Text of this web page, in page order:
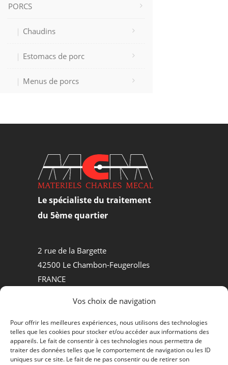
Vos choix de navigation
Pour offrir les meilleures expériences, nous utilisons des technologies
telles que les cookies pour stocker et/ou accéder aux informations des
appareils. Le fait de consentir à ces technologies nous permettra de
traiter des données telles que le comportement de navigation ou les ID
uniques sur ce site. Le fait de ne pas consentir ou de retirer son
PORCS
Chaudins
Estomacs de porc
Menus de porcs
Le spécialiste du traitement
du 5ème quartier
2 rue de la Bargette
42500 Le Chambon-Feugerolles
FRANCE
MATÉRIELS D’ABATTOIRS
PROCESS AGROALIMENTAIRE
QUI SOMMES-NOUS ?